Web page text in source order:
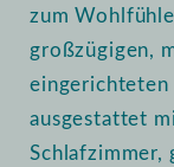
zum
großzügigen,
eingerichteten
ausgestattet
Schlafzimmer,